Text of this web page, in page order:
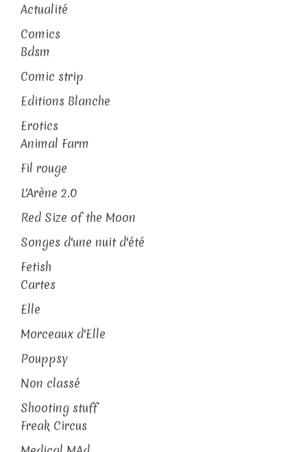
Actualité
Comics
Bdsm
Comic strip
Editions Blanche
Erotics
Animal Farm
Fil rouge
L'Arène 2.0
Red Size of the Moon
Songes d'une nuit d'été
Fetish
Cartes
Elle
Morceaux d'Elle
Pouppsy
Non classé
Shooting stuff
Freak Circus